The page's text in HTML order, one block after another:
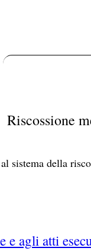
Riscossione
della
e agli atti